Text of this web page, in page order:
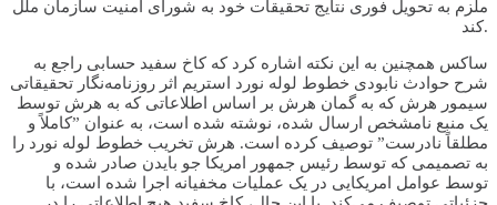
ملزم به تحویل فوری نتایج تحقیقات خود به شورای امنیت سازمان ملل
کند.
ساکس همچنین به این نکته اشاره کرد که کاخ سفید حسابی راجع به
شرح حوادث نابودی خطوط لوله نورد استریم اثر روزنامه‌نگار تحقیقاتی
سیمور هرش که به گمان هرش بر اساس اطلاعاتی که به هرش توسط
یک منبع نامشخص ارسال شده، نوشته شده است، به عنوان ”کاملاً و
مطلقاً نادرست” توصیف کرده است. هرش تخریب خطوط لوله نورد را
به تصمیمی که توسط رئیس جمهور امریکا جو بایدن صادر شده و
توسط عوامل امریکایی در یک عملیات مخفیانه اجرا شده است، با